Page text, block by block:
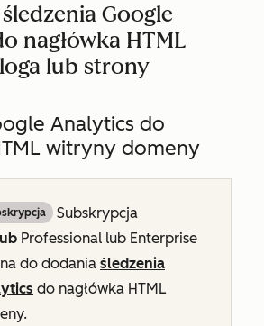
Google
nagłówka HTML
lub strony
Analytics do
witryny domeny
Subskrypcja
Professional lub Enterprise
do dodania śledzenia
do nagłówka HTML